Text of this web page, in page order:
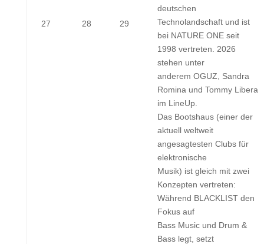
2727.
2828.
2929.
deutschen
Technolandschaft und ist
bei NATURE ONE seit
1998 vertreten. 2026
stehen unter
anderem OGUZ, Sandra
Romina und Tommy Libera
im LineUp.
Das Bootshaus (einer der
aktuell weltweit
angesagtesten Clubs für
elektronische
Musik) ist gleich mit zwei
Konzepten vertreten:
Während BLACKLIST den
Fokus auf
Bass Music und Drum &
Bass legt, setzt